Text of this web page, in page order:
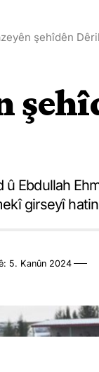
şehîdên
Ebdullah
girseyî
5. Kanûn 2024